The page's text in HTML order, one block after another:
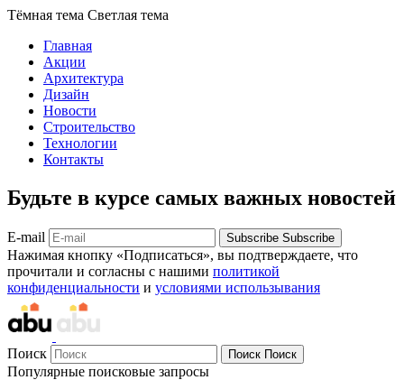
Тёмная тема Светлая тема
Главная
Акции
Архитектура
Дизайн
Новости
Строительство
Технологии
Контакты
Будьте в курсе самых важных новостей
E-mail Subscribe Subscribe
Нажимая кнопку «Подписаться», вы подтверждаете, что
прочитали и согласны с нашими политикой
конфиденциальности и условиями использывания
Поиск Поиск Поиск
Популярные поисковые запросы